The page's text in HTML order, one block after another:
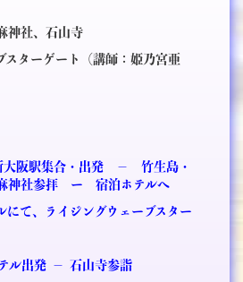
神社、石山寺
スターゲート（講師：姫乃宮亜
阪駅集合・出発 － 竹生島・
神社参拝 ー 宿泊ホテルへ
にて、ライジングウェーブスター
ル出発 － 石山寺参詣